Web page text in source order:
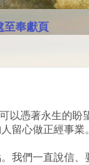
至奉獻頁
以憑著永生的盼
留心做正經事業
我們一直說信